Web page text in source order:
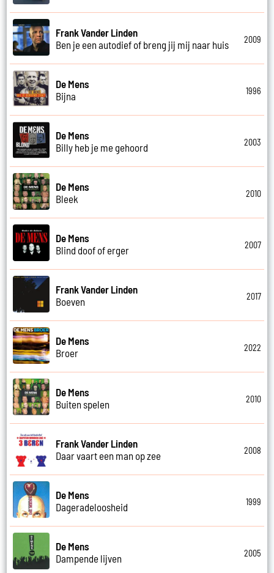
Frank Vander Linden
Ben je een autodief of breng jij mij naar huis
2009
De Mens
Bijna
1996
De Mens
Billy heb je me gehoord
2003
De Mens
Bleek
2010
De Mens
Blind doof of erger
2007
Frank Vander Linden
Boeven
2017
De Mens
Broer
2022
De Mens
Buiten spelen
2010
Frank Vander Linden
Daar vaart een man op zee
2008
De Mens
Dageradeloosheid
1999
De Mens
Dampende lijven
2005